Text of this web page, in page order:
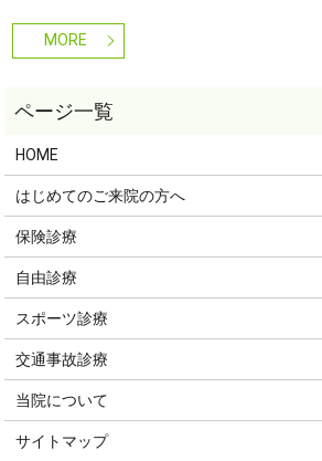
MORE
HOME
はじめてのご来院の方へ
保険診療
自由診療
スポーツ診療
交通事故診療
当院について
サイトマップ